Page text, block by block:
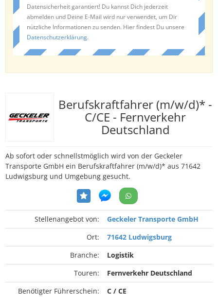
Datensicherheit garantiert! Du kannst Dich jederzeit
abmelden und Deine E-Mail wird nur verwendet, um Dir
nützliche Informationen zu senden. Hier findest Du unsere
Datenschutzerklärung.
Berufskraftfahrer (m/w/d)* -
C/CE - Fernverkehr
Deutschland
Ab sofort oder schnellstmöglich wird von der Geckeler
Transporte GmbH ein Berufskraftfahrer (m/w/d)* aus 71642
Ludwigsburg und Umgebung gesucht.
Stellenangebot von:
Geckeler Transporte GmbH
Ort:
71642 Ludwigsburg
Branche:
Logistik
Touren:
Fernverkehr Deutschland
Benötigter Führerschein:
C / CE